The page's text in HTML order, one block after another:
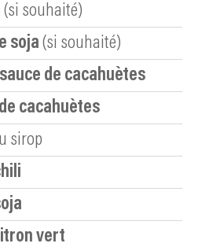
(si souhaité)
soja (si souhaité)
de cacahuètes
cacahuètes
sirop
vert